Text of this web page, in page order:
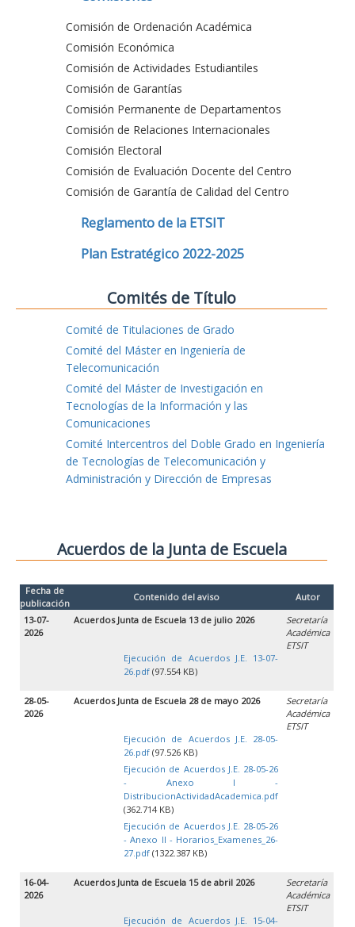
Comisión de Ordenación Académica
Comisión Económica
Comisión de Actividades Estudiantiles
Comisión de Garantías
Comisión Permanente de Departamentos
Comisión de Relaciones Internacionales
Comisión Electoral
Comisión de Evaluación Docente del Centro
Comisión de Garantía de Calidad del Centro
Reglamento de la ETSIT
Plan Estratégico 2022-2025
Comités de Título
Comité de Titulaciones de Grado
Comité del Máster en Ingeniería de
Telecomunicación
Comité del Máster de Investigación en
Tecnologías de la Información y las
Comunicaciones
Comité Intercentros del Doble Grado en Ingeniería
de Tecnologías de Telecomunicación y
Administración y Dirección de Empresas
Acuerdos de la Junta de Escuela
Fecha de
publicación
Contenido del aviso
Autor
13-07-
2026
Acuerdos Junta de Escuela 13 de julio 2026
Ejecución de Acuerdos J.E. 13-07-
26.pdf (97.554 KB)
Secretaría
Académica
ETSIT
28-05-
2026
Acuerdos Junta de Escuela 28 de mayo 2026
Ejecución de Acuerdos J.E. 28-05-
26.pdf (97.526 KB)
Ejecución de Acuerdos J.E. 28-05-26
- Anexo I -
DistribucionActividadAcademica.pdf
(362.714 KB)
Ejecución de Acuerdos J.E. 28-05-26
- Anexo II - Horarios_Examenes_26-
27.pdf (1322.387 KB)
Secretaría
Académica
ETSIT
16-04-
2026
Acuerdos Junta de Escuela 15 de abril 2026
Ejecución de Acuerdos J.E. 15-04-
Secretaría
Académica
ETSIT